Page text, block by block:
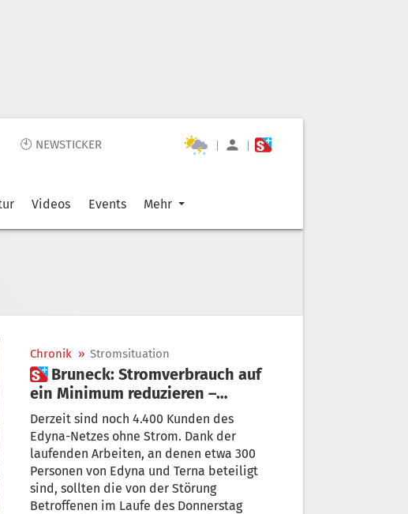
🕙 NEWSTICKER | |
Videos Events Mehr
Chronik » Stromsituation
 Bruneck: Stromverbrauch auf
ein Minimum reduzieren –
Schulen am Freitag zu
Derzeit sind noch 4.400 Kunden des
Edyna-Netzes ohne Strom. Dank der
laufenden Arbeiten, an denen etwa 300
Personen von Edyna und Terna beteiligt
sind, sollten die von der Störung
Betroffenen im Laufe des Donnerstag